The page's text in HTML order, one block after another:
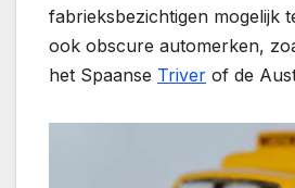
fabrieksbezichtigen mogelijk
ook obscure automerken,
het Spaanse Triver of de